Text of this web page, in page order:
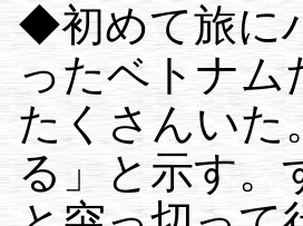
◆初めて旅に
ったベトナ
たくさんいた
る」と示す。